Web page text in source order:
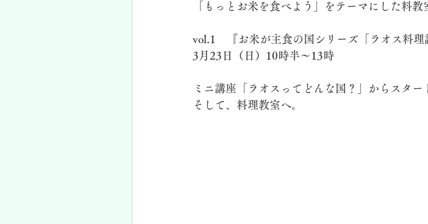
「もっとお米を食べよう」をテーマにした料教
vol.1　『お米が主食の国シリーズ「ラオス料理
3月23日（日）10時半〜13時
ミニ講座「ラオスってどんな国？」からスター
そして、料理教室へ。